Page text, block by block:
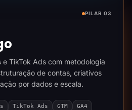
PILAR 03
TikTok Ads com metodologia
de contas, criativos
por dados e escala.
TikTok Ads GTM GA4